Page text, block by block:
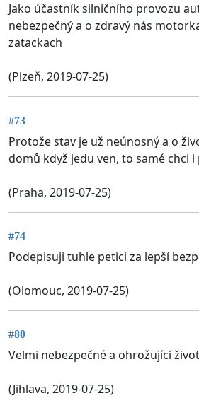
Jako účastník silničního provozu
nebezpečný a o zdravý nás
zatackach
(Plzeň, 2019-07-25)
#73
Protože stav je už neúnosný a o
domů když jedu ven, to samé chci
(Praha, 2019-07-25)
#74
Podepisuji tuhle petici za lepší
(Olomouc, 2019-07-25)
#80
Velmi nebezpečné a ohrožující život
(Jihlava, 2019-07-25)